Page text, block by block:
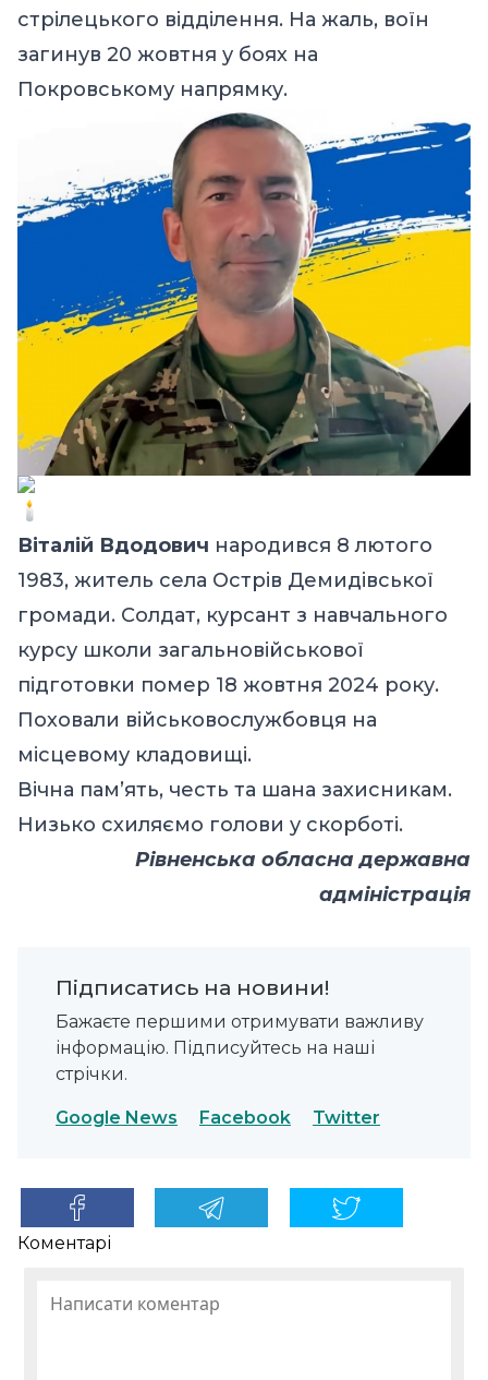
стрілецького відділення. На жаль, воїн
загинув 20 жовтня у боях на
Покровському напрямку.
Віталій Вдодович народився 8 лютого
1983, житель села Острів Демидівської
громади. Солдат, курсант з навчального
курсу школи загальновійськової
підготовки помер 18 жовтня 2024 року.
Поховали військовослужбовця на
місцевому кладовищі.
Вічна пам’ять, честь та шана захисникам.
Низько схиляємо голови у скорботі.
Рівненська обласна державна
адміністрація
Підписатись на новини!
Бажаєте першими отримувати важливу
інформацію. Підписуйтесь на наші
стрічки.
Google News Facebook Twitter
Коментарі